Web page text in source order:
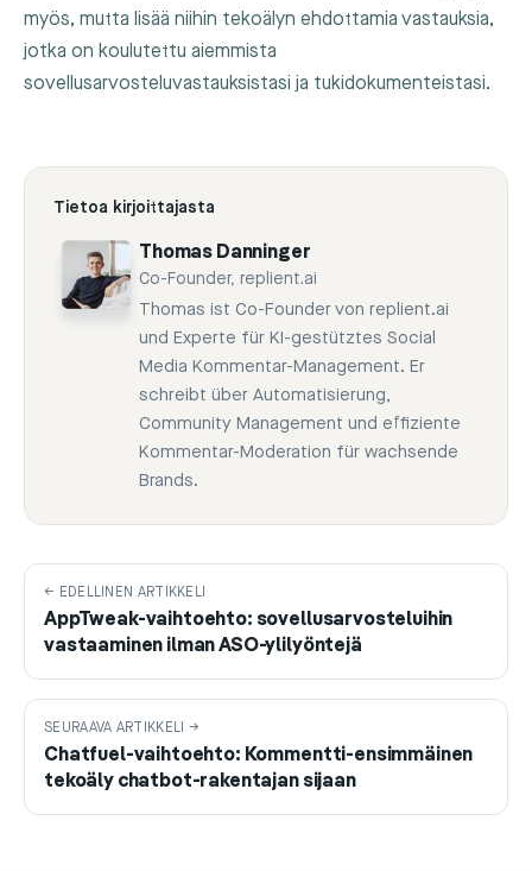
myös, mutta lisää niihin tekoälyn ehdottamia vastauksia,
jotka on koulutettu aiemmista
sovellusarvosteluvastauksistasi ja tukidokumenteistasi.
Tietoa kirjoittajasta
Thomas Danninger
Co-Founder, replient.ai
Thomas ist Co-Founder von replient.ai
und Experte für KI-gestütztes Social
Media Kommentar-Management. Er
schreibt über Automatisierung,
Community Management und effiziente
Kommentar-Moderation für wachsende
Brands.
← EDELLINEN ARTIKKELI
AppTweak-vaihtoehto: sovellusarvosteluihin
vastaaminen ilman ASO-ylilyöntejä
SEURAAVA ARTIKKELI →
Chatfuel-vaihtoehto: Kommentti-ensimmäinen
tekoäly chatbot-rakentajan sijaan